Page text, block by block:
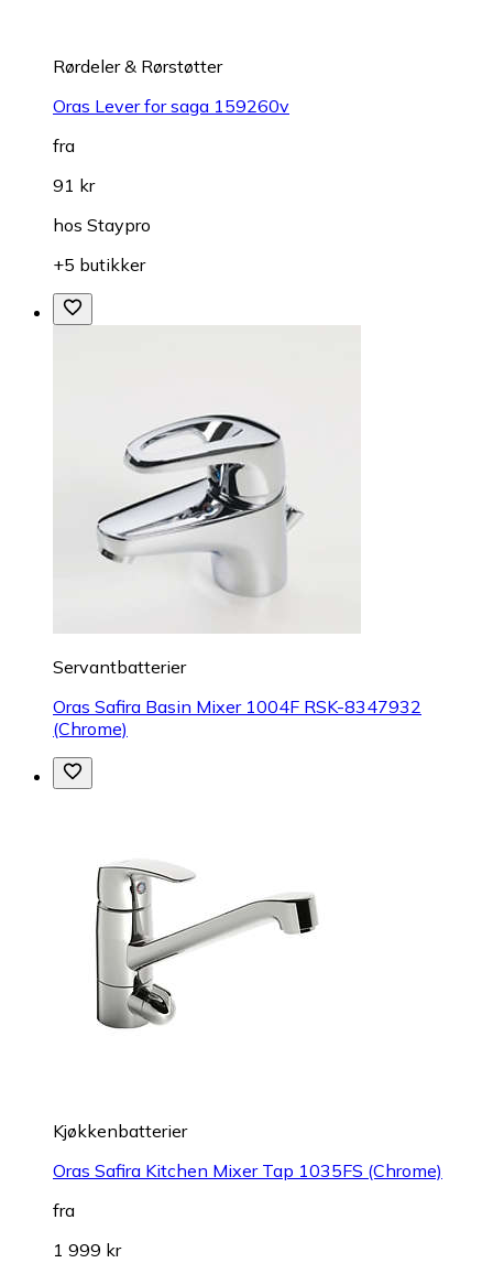
Rørdeler & Rørstøtter
Oras Lever for saga 159260v
fra
91 kr
hos Staypro
+5 butikker
Servantbatterier
Oras Safira Basin Mixer 1004F RSK-8347932
(Chrome)
Kjøkkenbatterier
Oras Safira Kitchen Mixer Tap 1035FS (Chrome)
fra
1 999 kr